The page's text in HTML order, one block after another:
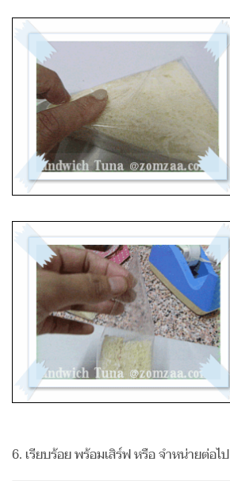
6. เรียบร้อย พร้อมเสิร์ฟ หรือ จำหน่ายต่อไป